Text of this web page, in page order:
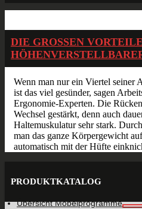
DIE GROSSEN VORTEILE H
ÖHENVERSTELLBARER
Wenn man nur ein Viertel seiner
ist das viel gesünder, sagen
Ergonomie-Experten. Die
Wechsel gestärkt, denn auch
Haltemuskulatur sehr stark.
man das ganze Körpergewicht
automatisch mit der Hüfte
PRODUKTKATALOG
Übersicht Möbelprogramme